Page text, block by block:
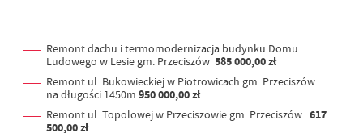
Remont dachu i termomodernizacja budynku Domu
Ludowego w Lesie gm. Przeciszów 585 000,00 zł
Remont ul. Bukowieckiej w Piotrowicach gm. Przeciszów
na długości 1450m 950 000,00 zł
Remont ul. Topolowej w Przeciszowie gm. Przeciszów 617
500,00 zł